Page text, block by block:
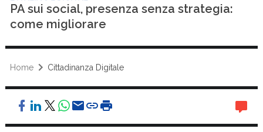
PA sui social, presenza senza strategia:
come migliorare
Home Cittadinanza Digitale